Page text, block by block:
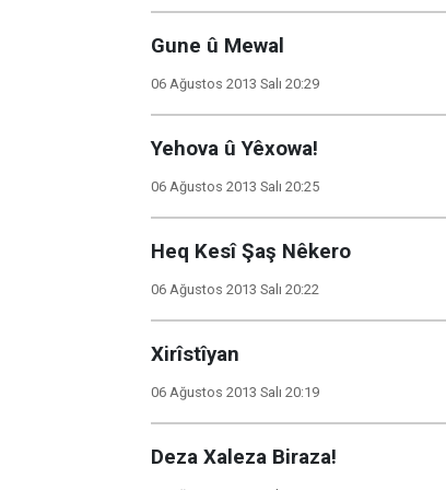
Gune û Mewal
06 Ağustos 2013 Salı 20:29
Yehova û Yêxowa!
06 Ağustos 2013 Salı 20:25
Heq Kesî Şaş Nêkero
06 Ağustos 2013 Salı 20:22
Xirîstîyan
06 Ağustos 2013 Salı 20:19
Deza Xaleza Biraza!